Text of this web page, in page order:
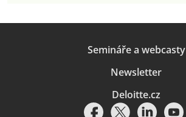
Semináře a webcasty
Newsletter
Deloitte.cz